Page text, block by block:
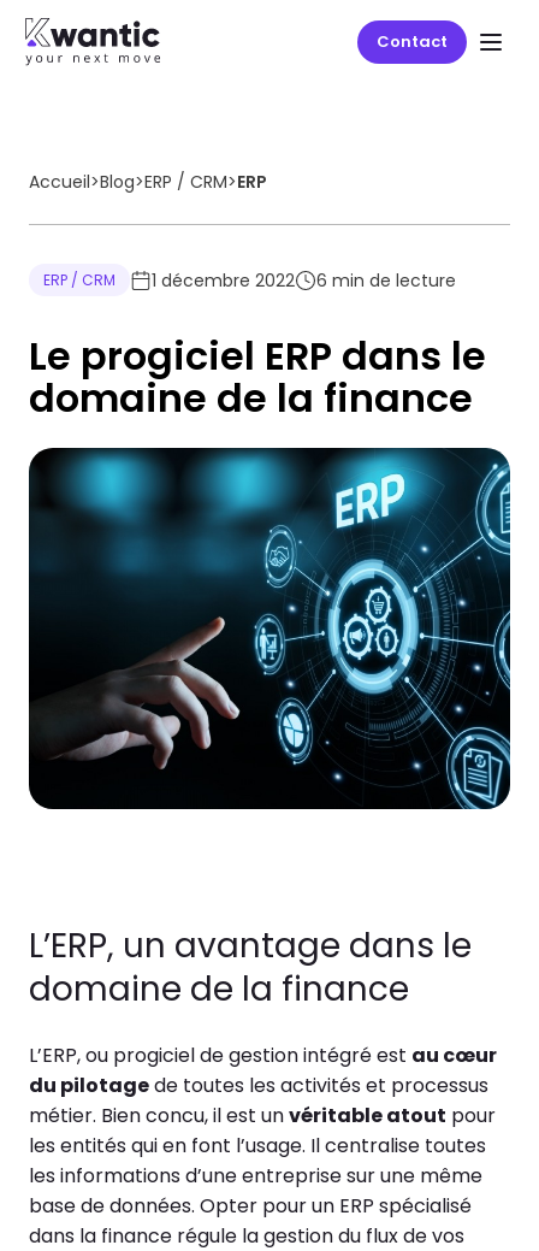
Contact
Accueil>Blog>ERP / CRM>ERP
ERP / CRM 1 décembre 2022 6 min de lecture
Le progiciel ERP dans le
domaine de la finance
L’ERP, un avantage dans le
domaine de la finance
L’ERP, ou progiciel de gestion intégré est au cœur
du pilotagede toutes les activités et processus
métier. Bien concu, il est unvéritable atout pour
les entités qui en font l’usage. Il centralise toutes
les informations d’une entreprise sur une même
base de données. Opter pour un ERP spécialisé
dans la finance régule la gestion du flux de vos